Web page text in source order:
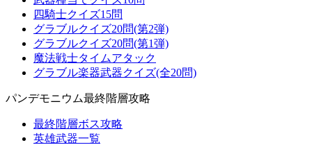
四騎士クイズ15問
グラブルクイズ20問(第2弾)
グラブルクイズ20問(第1弾)
魔法戦士タイムアタック
グラブル楽器武器クイズ(全20問)
パンデモニウム最終階層攻略
最終階層ボス攻略
英雄武器一覧